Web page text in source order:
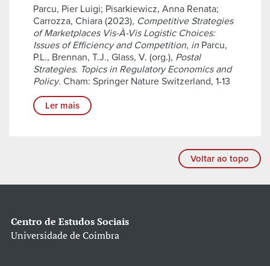
Parcu, Pier Luigi; Pisarkiewicz, Anna Renata;
Carrozza, Chiara (2023), Competitive Strategies
of Marketplaces Vis-À-Vis Logistic Choices:
Issues of Efficiency and Competition, in Parcu,
P.L., Brennan, T.J., Glass, V. (org.), Postal
Strategies. Topics in Regulatory Economics and
Policy. Cham: Springer Nature Switzerland, 1-13
Ler mais
Voltar ao topo
Centro de Estudos Sociais
Universidade de Coimbra